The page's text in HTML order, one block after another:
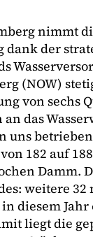
nimmt
dank der
(NOW)
von sechs
an das
uns
182 auf
Damm.
weitere
diesem Jahr
liegt die